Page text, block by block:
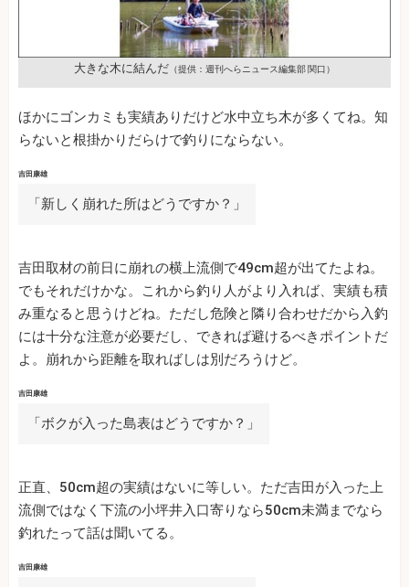
大きな木に結んだ （提供：週刊へらニュース編集部 関口）
ほかにゴンカミも実績ありだけど水中立ち木が多くてね。知
らないと根掛かりだらけで釣りにならない。
吉田康雄
「新しく崩れた所はどうですか？」
吉田取材の前日に崩れの横上流側で49cm超が出てたよね。
でもそれだけかな。これから釣り人がより入れば、実績も積
み重なると思うけどね。ただし危険と隣り合わせだから入釣
には十分な注意が必要だし、できれば避けるべきポイントだ
よ。崩れから距離を取ればしは別だろうけど。
吉田康雄
「ボクが入った島表はどうですか？」
正直、50cm超の実績はないに等しい。ただ吉田が入った上
流側ではなく下流の小坪井入口寄りなら50cm未満までなら
釣れたって話は聞いてる。
吉田康雄